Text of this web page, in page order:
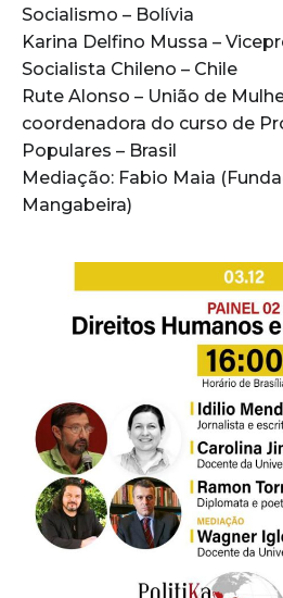
Socialismo – Bolívia
Karina Delfino Mussa –
Socialista Chileno – Chile
Rute Alonso – União de
coordenadora do curso de
Populares – Brasil
Mediação: Fabio Maia
Mangabeira)